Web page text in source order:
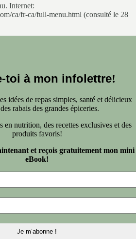
Internet:
ca/fr-ca/full-menu.html (consulté le 28
toi à mon infolettre!
idées de repas simples, santé et délicieux
rabais des grandes épiceries.
en nutrition, des recettes exclusives et des
produits favoris!
et reçois gratuitement mon mini
eBook!